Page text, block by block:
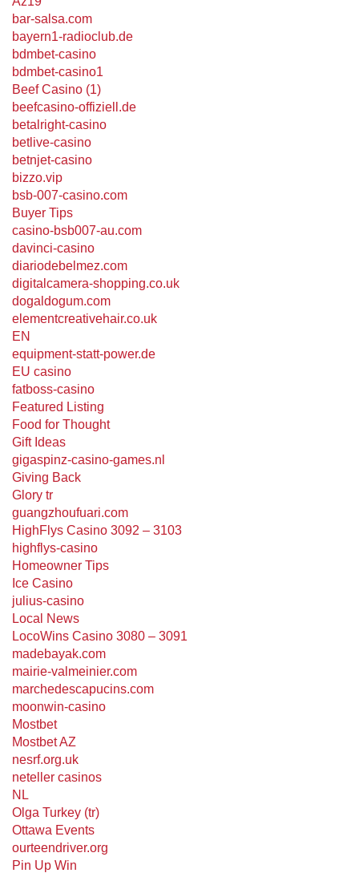
bar-salsa.com
bayern1-radioclub.de
bdmbet-casino
bdmbet-casino1
Beef Casino (1)
beefcasino-offiziell.de
betalright-casino
betlive-casino
betnjet-casino
bizzo.vip
bsb-007-casino.com
Buyer Tips
casino-bsb007-au.com
davinci-casino
diariodebelmez.com
digitalcamera-shopping.co.uk
dogaldogum.com
elementcreativehair.co.uk
EN
equipment-statt-power.de
EU casino
fatboss-casino
Featured Listing
Food for Thought
Gift Ideas
gigaspinz-casino-games.nl
Giving Back
Glory tr
guangzhoufuari.com
HighFlys Casino 3092 – 3103
highflys-casino
Homeowner Tips
Ice Casino
julius-casino
Local News
LocoWins Casino 3080 – 3091
madebayak.com
mairie-valmeinier.com
marchedescapucins.com
moonwin-casino
Mostbet
Mostbet AZ
nesrf.org.uk
neteller casinos
NL
Olga Turkey (tr)
Ottawa Events
ourteendriver.org
Pin Up Win